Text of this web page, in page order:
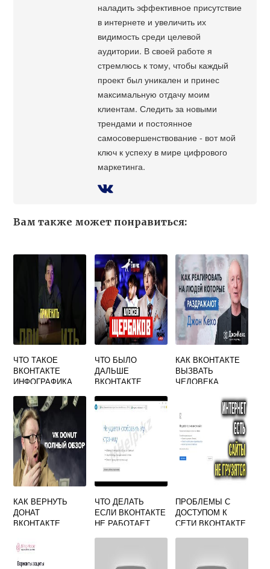
наладить эффективное присутствие
в интернете и увеличить их
видимость среди целевой
аудитории. В своей работе я
стремлюсь к тому, чтобы каждый
проект был уникален и принес
максимальную отдачу моим
клиентам. Следить за новыми
трендами и постоянное
самосовершенствование - вот мой
ключ к успеху в мире цифрового
маркетинга.
Вам также может понравиться:
ЧТО ТАКОЕ
ВКОНТАКТЕ
ИНФОГРАФИКА
ЧТО БЫЛО
ДАЛЬШЕ
ВКОНТАКТЕ
КАК ВКОНТАКТЕ
ВЫЗВАТЬ
ЧЕЛОВЕКА
КАК ВЕРНУТЬ
ДОНАТ
ВКОНТАКТЕ
ЧТО ДЕЛАТЬ
ЕСЛИ ВКОНТАКТЕ
НЕ РАБОТАЕТ
ПРОБЛЕМЫ С
ДОСТУПОМ К
СЕТИ ВКОНТАКТЕ